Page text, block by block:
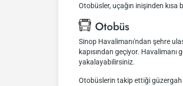
Otobüsler, uçağın inişinden
Otobüs
Sinop Havalimanı'ndan şehre
kapısından geçiyor.
yakalayabilirsiniz.
Otobüslerin takip ettiği güzergah